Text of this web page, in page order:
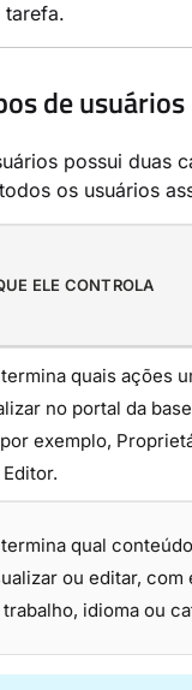
tarefa.
de
possui duas
os usuários
ELE CONTROLA
quais ações
no portal da
exemplo,
qual
ou editar,
idioma ou